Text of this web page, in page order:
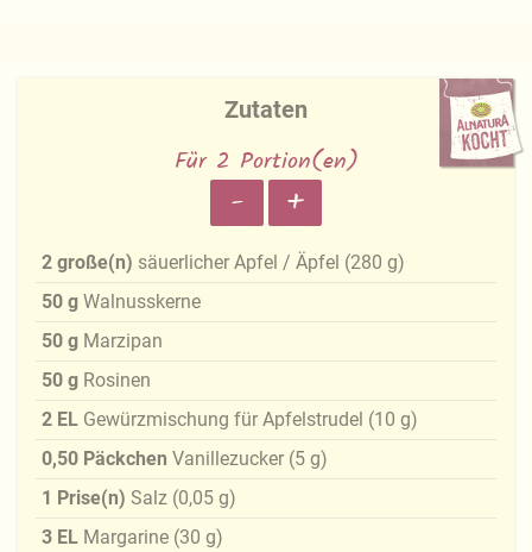
Zutaten
Für 2 Portion(en)
- +
2 große(n) säuerlicher Apfel / Äpfel (280 g)
50 g Walnusskerne
50 g Marzipan
50 g Rosinen
2 EL Gewürzmischung für Apfelstrudel (10 g)
0,50 Päckchen Vanillezucker (5 g)
1 Prise(n) Salz (0,05 g)
3 EL Margarine (30 g)